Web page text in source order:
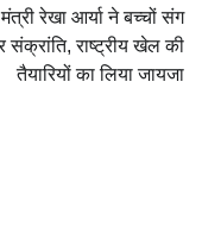
रेखा आर्या ने बच्चों संग
संक्रांति, राष्ट्रीय खेल की
तैयारियों का लिया जायजा